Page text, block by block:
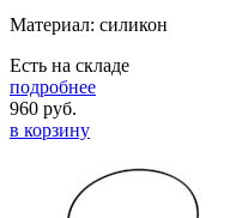
Материал: силикон
Есть на складе
подробнее
960 руб.
в корзину